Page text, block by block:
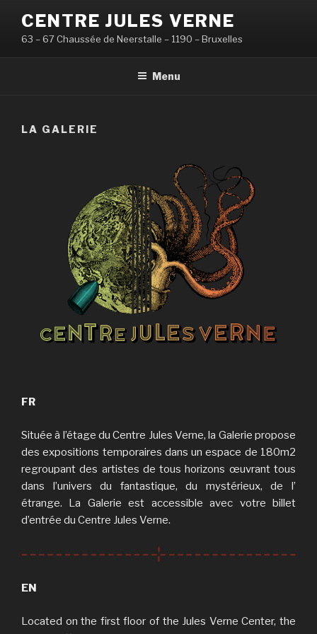
contenu
principal
CENTRE JULES VERNE
63 – 67 Chaussée de Neerstalle – 1190 – Bruxelles
Menu
LA GALERIE
FR
Située à l’étage du Centre Jules Verne, la Galerie propose
des expositions temporaires dans un espace de 180m2
regroupant des artistes de tous horizons œuvrant tous
dans l’univers du fantastique, du mystérieux, de l’
étrange. La Galerie est accessible avec votre billet
d’entrée du Centre Jules Verne.
EN
Located on the first floor of the Jules Verne Center, the